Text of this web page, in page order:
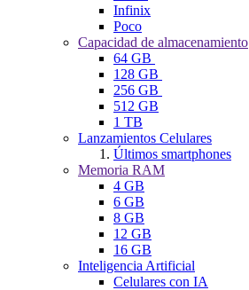
Infinix
Poco
Capacidad de almacenamiento
64 GB
128 GB
256 GB
512 GB
1 TB
Lanzamientos Celulares
Últimos smartphones
Memoria RAM
4 GB
6 GB
8 GB
12 GB
16 GB
Inteligencia Artificial
Celulares con IA